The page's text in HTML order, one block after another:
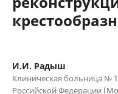
И.И. Радыш
Клиническая больница №
Российской Федерации